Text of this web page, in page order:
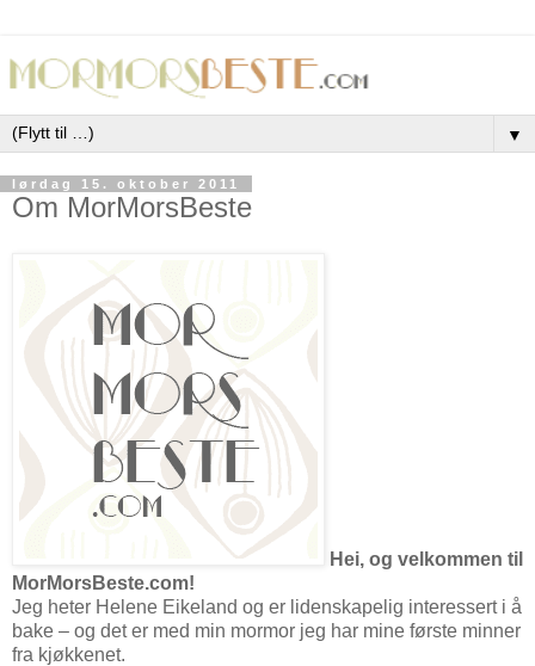
▼
lørdag 15. oktober 2011
Om MorMorsBeste
Hei, og velkommen til
MorMorsBeste.com!
Jeg heter Helene Eikeland og er lidenskapelig interessert i å
bake – og det er med min mormor jeg har mine første minner
fra kjøkkenet.